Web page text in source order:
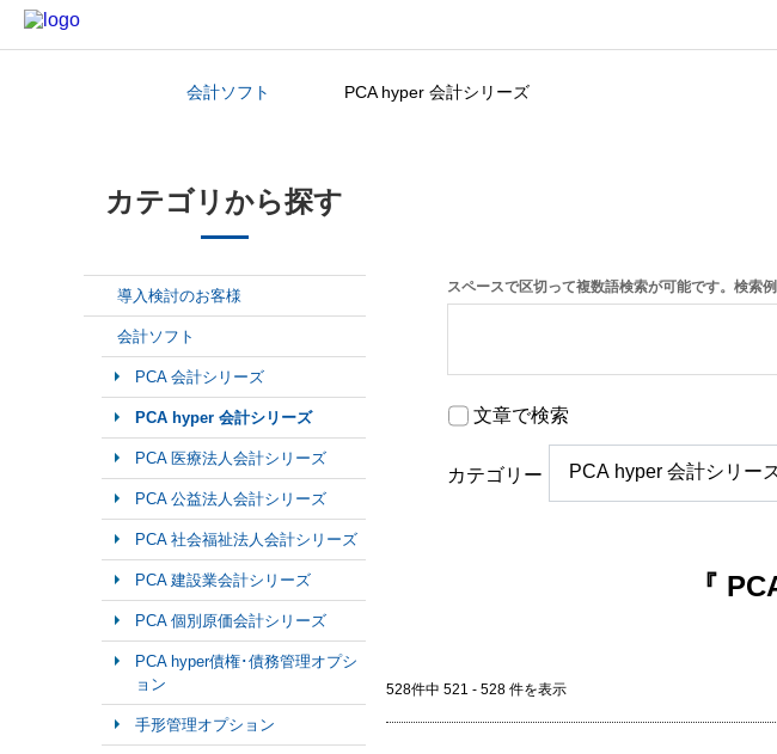
カテゴリから探す
会計ソフト PCA hyper 会計シリーズ
カテゴリから探す
導入検討のお客様
会計ソフト
PCA 会計シリーズ
PCA hyper 会計シリーズ
PCA 医療法人会計シリーズ
PCA 公益法人会計シリーズ
PCA 社会福祉法人会計シリーズ
PCA 建設業会計シリーズ
PCA 個別原価会計シリーズ
PCA hyper債権･債務管理オプシ
ョン
手形管理オプション
スペースで区切って複数語検索が可能です。検
文章で検索
カテゴリー
『
528件中 521 - 528 件を表示